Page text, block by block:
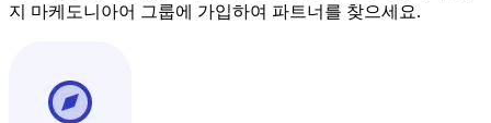
지 마케도니아어 그룹에 가입하여 파트너를 찾으세요.